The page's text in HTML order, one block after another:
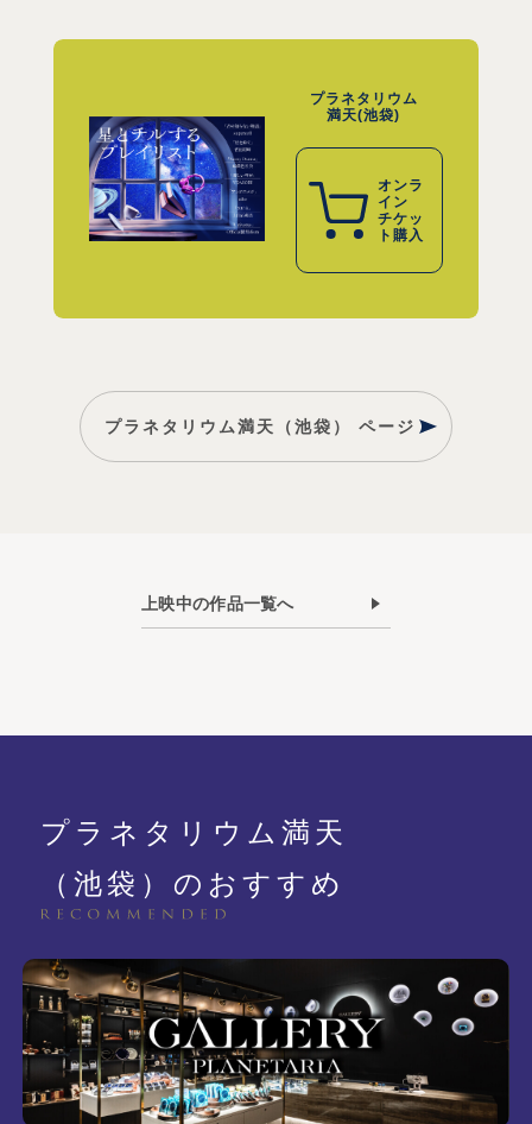
プラネタリウム
満天(池袋)
オンラ
イン
チケッ
ト購入
プラネタリウム満天（池袋） ページ
上映中の作品一覧へ
プラネタリウム満天
（池袋）のおすすめ